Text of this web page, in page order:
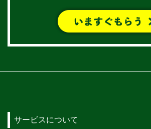
サービスについて